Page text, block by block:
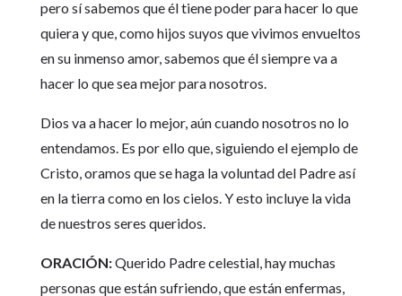
pero sí sabemos que él tiene poder para hacer lo que
quiera y que, como hijos suyos que vivimos envueltos
en su inmenso amor, sabemos que él siempre va a
hacer lo que sea mejor para nosotros.
Dios va a hacer lo mejor, aún cuando nosotros no lo
entendamos. Es por ello que, siguiendo el ejemplo de
Cristo, oramos que se haga la voluntad del Padre así
en la tierra como en los cielos. Y esto incluye la vida
de nuestros seres queridos.
ORACIÓN:Querido Padre celestial, hay muchas
personas que están sufriendo, que están enfermas,